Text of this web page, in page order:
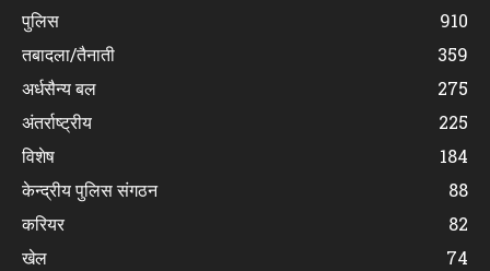
पुलिस
910
तबादला/तैनाती
359
अर्धसैन्य बल
275
अंतर्राष्ट्रीय
225
विशेष
184
केन्द्रीय पुलिस संगठन
88
करियर
82
खेल
74